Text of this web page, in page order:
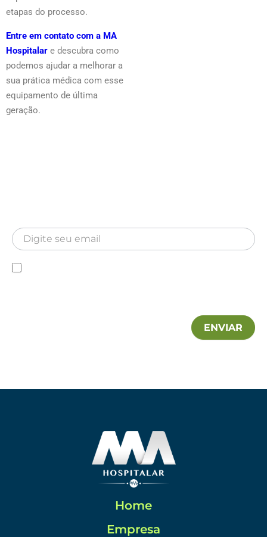
etapas do processo.
Entre em contato com a MA
Hospitalar e descubra como
podemos ajudar a melhorar a
sua prática médica com esse
equipamento de última
geração.
Newsletter
ENVIAR
Home
Empresa